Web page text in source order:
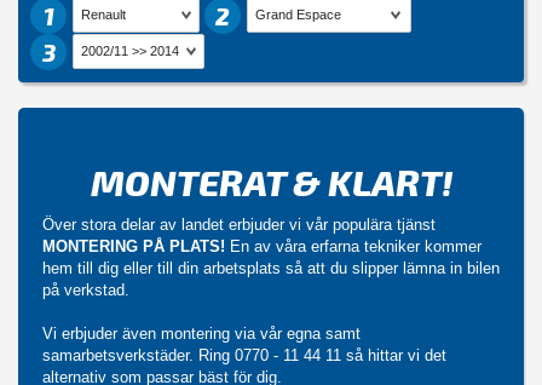
1
2
3
MONTERAT & KLART!
Över stora delar av landet erbjuder vi vår populära tjänst
MONTERING PÅ PLATS! En av våra erfarna tekniker kommer
hem till dig eller till din arbetsplats så att du slipper lämna in bilen
på verkstad.
Vi erbjuder även montering via vår egna samt
samarbetsverkstäder. Ring 0770 - 11 44 11 så hittar vi det
alternativ som passar bäst för dig.